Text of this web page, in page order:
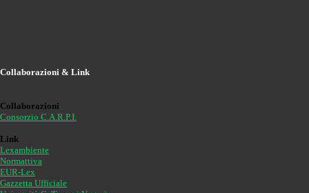
Collaborazioni & Link
Collaborazioni
Consorzio C.A.R.P.I.
Link
Lexambiente
Normattiva
EUR-Lex
Gazzetta Ufficiale